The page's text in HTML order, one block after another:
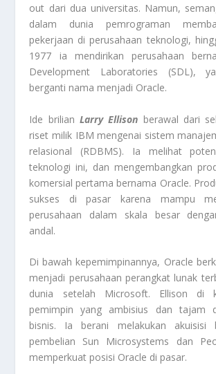
out dari dua universitas. Namun,
dalam dunia pemrograman
pekerjaan di perusahaan teknologi,
1977 ia mendirikan perusahaan
Development Laboratories (SDL),
berganti nama menjadi Oracle.
Ide brilianLarry Ellison berawal dari
riset milik IBM mengenai sistem
relasional (RDBMS). Ia melihat
teknologi ini, dan mengembangkan
komersial pertama bernama Oracle.
sukses di pasar karena mampu
perusahaan dalam skala besar
andal.
Di bawah kepemimpinannya, Oracle
menjadi perusahaan perangkat lunak
dunia setelah Microsoft. Ellison di
pemimpin yang ambisius dan tajam
bisnis. Ia berani melakukan akuisisi
pembelian Sun Microsystems dan
memperkuat posisi Oracle di pasar.